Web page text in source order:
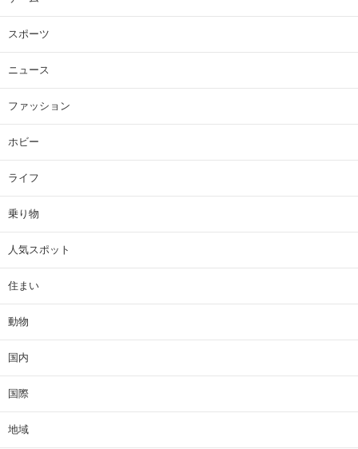
スポーツ
ニュース
ファッション
ホビー
ライフ
乗り物
人気スポット
住まい
動物
国内
国際
地域